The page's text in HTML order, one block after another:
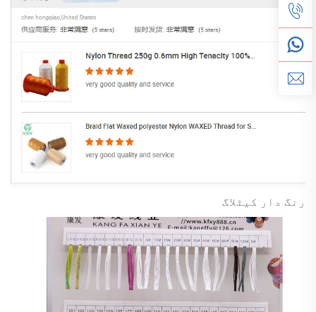
رنگ دار کیٹلاگ